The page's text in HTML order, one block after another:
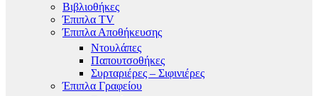
Βιβλιοθήκες
Έπιπλα TV
Έπιπλα Αποθήκευσης
Ντουλάπες
Παπουτσοθήκες
Συρταριέρες – Σιφινιέρες
Έπιπλα Γραφείου